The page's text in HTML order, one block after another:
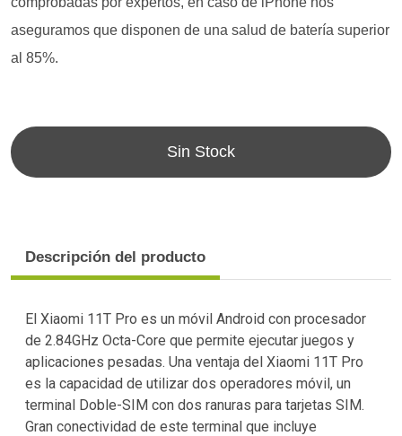
aseguramos que disponen de una salud de batería superior
al 85%.
Sin Stock
Descripción del producto
El Xiaomi 11T Pro es un móvil Android con procesador
de 2.84GHz Octa-Core que permite ejecutar juegos y
aplicaciones pesadas. Una ventaja del Xiaomi 11T Pro
es la capacidad de utilizar dos operadores móvil, un
terminal Doble-SIM con dos ranuras para tarjetas SIM.
Gran conectividad de este terminal que incluye